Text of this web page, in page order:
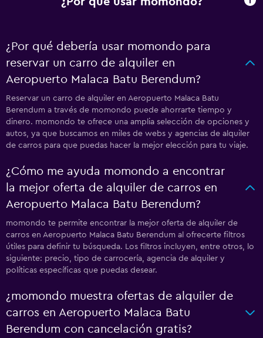
¿Por qué debería usar momondo para
reservar un carro de alquiler en
Aeropuerto Malaca Batu Berendum?
Reservar un carro de alquiler en Aeropuerto Malaca Batu
Berendum a través de momondo puede ahorrarte tiempo y
dinero. momondo te ofrece una amplia selección de opciones y
autos, ya que buscamos en miles de webs y agencias de alquiler
de carros para que puedas hacer la mejor elección para tu viaje.
¿Cómo me ayuda momondo a encontrar
la mejor oferta de alquiler de carros en
Aeropuerto Malaca Batu Berendum?
momondo te permite encontrar la mejor oferta de alquiler de
carros en Aeropuerto Malaca Batu Berendum al ofrecerte filtros
útiles para definir tu búsqueda. Los filtros incluyen, entre otros, lo
siguiente: precio, tipo de carrocería, agencia de alquiler y
políticas específicas que puedas desear.
¿momondo muestra ofertas de alquiler de
carros en Aeropuerto Malaca Batu
Berendum con cancelación gratis?